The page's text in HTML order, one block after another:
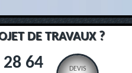
DE TRAVAUX ?
64
DEVIS